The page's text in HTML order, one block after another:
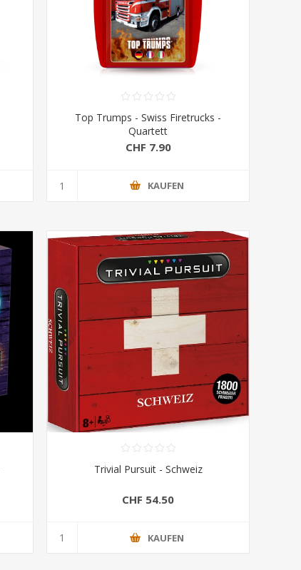
Top Trumps - Swiss Firetrucks -
Quartett
CHF 7.90
KAUFEN
Trivial Pursuit - Schweiz
CHF 54.50
KAUFEN